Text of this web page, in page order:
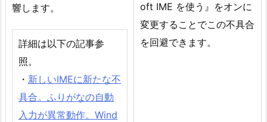
響します。
詳細は以下の記事参
照。
・ 新しいIMEに新たな不
具合。ふりがなの自動
入力が異常動作。Wind
oft IME を使う』をオンに
変更することでこの不具合
を回避できます。